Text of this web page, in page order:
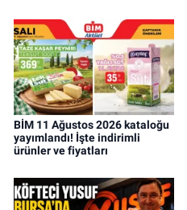
BİM 11 Ağustos 2026 kataloğu
yayımlandı! İşte indirimli
ürünler ve fiyatları